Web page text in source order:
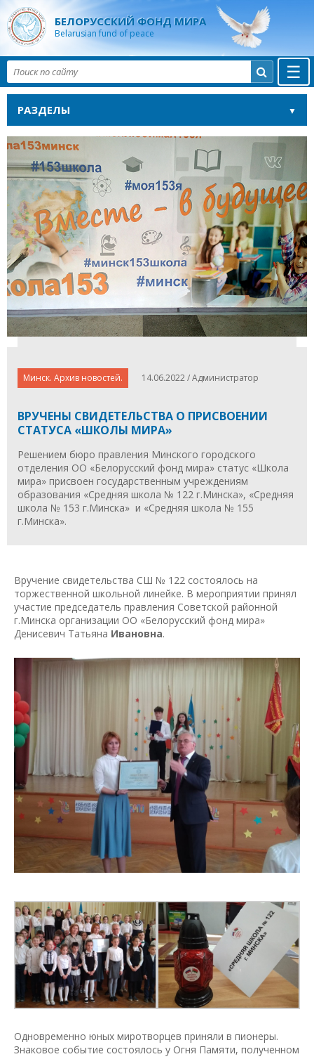
БЕЛОРУССКИЙ ФОНД МИРА
Belarusian fund of peace
☰

РАЗДЕЛЫ
Минск. Архив новостей. 14.06.2022 / Администратор
ВРУЧЕНЫ СВИДЕТЕЛЬСТВА О ПРИСВОЕНИИ
СТАТУСА «ШКОЛЫ МИРА»
Решением бюро правления Минского городского
отделения ОО «Белорусский фонд мира» статус «Школа
мира» присвоен государственным учреждениям
образования «Средняя школа № 122 г.Минска», «Средняя
школа № 153 г.Минска» и «Средняя школа № 155
г.Минска».
Вручение свидетельства СШ № 122 состоялось на
торжественной школьной линейке. В мероприятии принял
участие председатель правления Советской районной
г.Минска организации ОО «Белорусский фонд мира»
Денисевич Татьяна Ивановна.
Одновременно юных миротворцев приняли в пионеры.
Знаковое событие состоялось у Огня Памяти, полученном